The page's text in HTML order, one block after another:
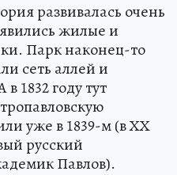
развивалась очень
жилые и
Парк наконец-то
сеть аллей и
1832 году тут
уже в 1839-м (в ХХ
русский
Павлов).